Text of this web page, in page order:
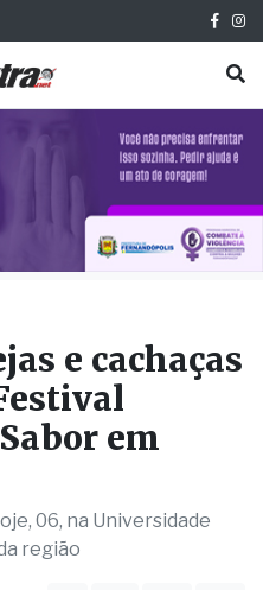
e cachaças
em
06, na Universidade
região